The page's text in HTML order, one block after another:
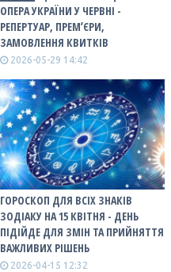
ОПЕРА УКРАЇНИ У ЧЕРВНІ -
РЕПЕРТУАР, ПРЕМʼЄРИ,
ЗАМОВЛЕННЯ КВИТКІВ
2026-05-29 14:42
ГОРОСКОП ДЛЯ ВСІХ ЗНАКІВ
ЗОДІАКУ НА 15 КВІТНЯ - ДЕНЬ
ПІДІЙДЕ ДЛЯ ЗМІН ТА ПРИЙНЯТТЯ
ВАЖЛИВИХ РІШЕНЬ
2026-04-15 12:32